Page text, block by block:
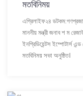
মতবিনিময়
এগ্রিলাইফ২৪
মাননীয় মন্ত্রী জনাব শ ম
ইনগ্রিডিয়েন্টস ইম্পোটার্স
মতবিনিময় সভা অনুষ্ঠিত।